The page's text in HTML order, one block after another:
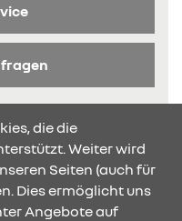
die die
Weiter wird
Seiten (auch für
Dies ermöglicht uns
Angebote auf